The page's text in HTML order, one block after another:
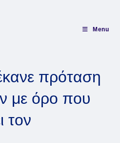
Menu
πρόταση
με όρο που
τον